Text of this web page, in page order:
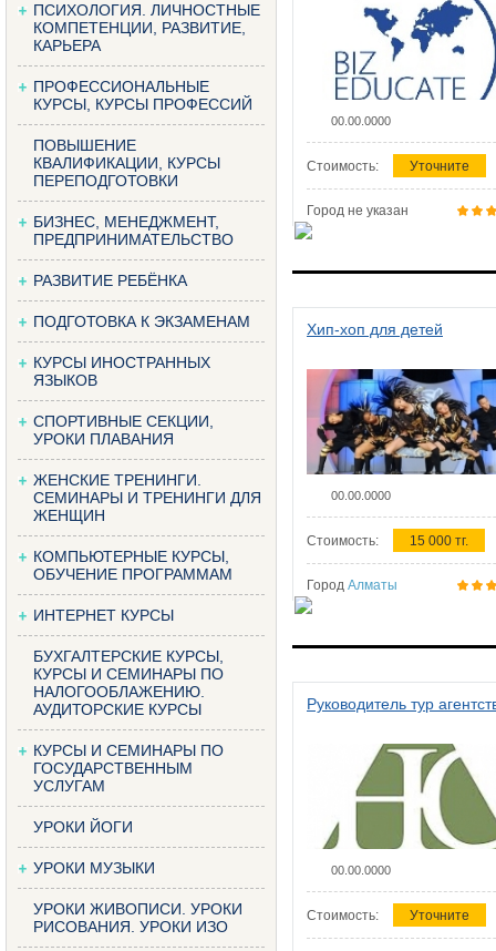
ПСИХОЛОГИЯ. ЛИЧНОСТНЫЕ
КОМПЕТЕНЦИИ, РАЗВИТИЕ,
КАРЬЕРА
ПРОФЕССИОНАЛЬНЫЕ
КУРСЫ, КУРСЫ ПРОФЕССИЙ
ПОВЫШЕНИЕ
КВАЛИФИКАЦИИ, КУРСЫ
ПЕРЕПОДГОТОВКИ
БИЗНЕС, МЕНЕДЖМЕНТ,
ПРЕДПРИНИМАТЕЛЬСТВО
РАЗВИТИЕ РЕБЁНКА
ПОДГОТОВКА К ЭКЗАМЕНАМ
КУРСЫ ИНОСТРАННЫХ
ЯЗЫКОВ
СПОРТИВНЫЕ СЕКЦИИ,
УРОКИ ПЛАВАНИЯ
ЖЕНСКИЕ ТРЕНИНГИ.
СЕМИНАРЫ И ТРЕНИНГИ ДЛЯ
ЖЕНЩИН
КОМПЬЮТЕРНЫЕ КУРСЫ,
ОБУЧЕНИЕ ПРОГРАММАМ
ИНТЕРНЕТ КУРСЫ
БУХГАЛТЕРСКИЕ КУРСЫ,
КУРСЫ И СЕМИНАРЫ ПО
НАЛОГООБЛАЖЕНИЮ.
АУДИТОРСКИЕ КУРСЫ
КУРСЫ И СЕМИНАРЫ ПО
ГОСУДАРСТВЕННЫМ
УСЛУГАМ
УРОКИ ЙОГИ
УРОКИ МУЗЫКИ
УРОКИ ЖИВОПИСИ. УРОКИ
РИСОВАНИЯ. УРОКИ ИЗО
00.00.0000
Стоимость: Уточните
Город не указан
Хип-хоп для детей
00.00.0000
Стоимость: 15 000 тг.
Город Алматы
Руководитель тур
00.00.0000
Стоимость: Уточните